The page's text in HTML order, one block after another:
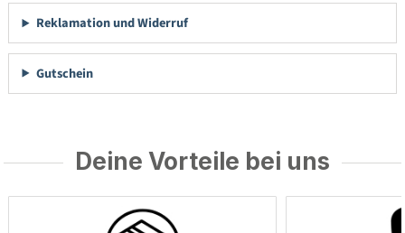
Reklamation und Widerruf
Gutschein
Deine Vorteile bei uns